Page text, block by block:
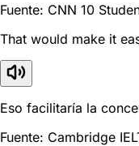
Fuente: CNN 10
That would make it
Eso facilitaría la
Fuente: Cambridge